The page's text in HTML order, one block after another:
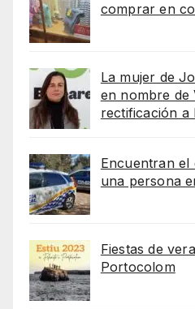
comprar en
La mujer de
en nombre de
rectificación a
Encuentran el
una persona
Fiestas de
Portocolom